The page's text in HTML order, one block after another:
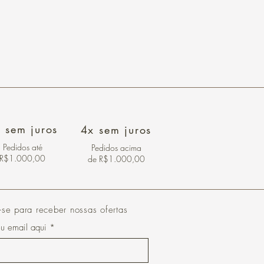
sem juros
Pedidos até
R$1.000,00
4x sem juros
Pedidos acima
de R$1.000,00
para receber nossas ofertas
email aqui